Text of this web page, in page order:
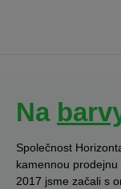
Na
Společnost
kamennou prodejnu
2017 jsme začali s